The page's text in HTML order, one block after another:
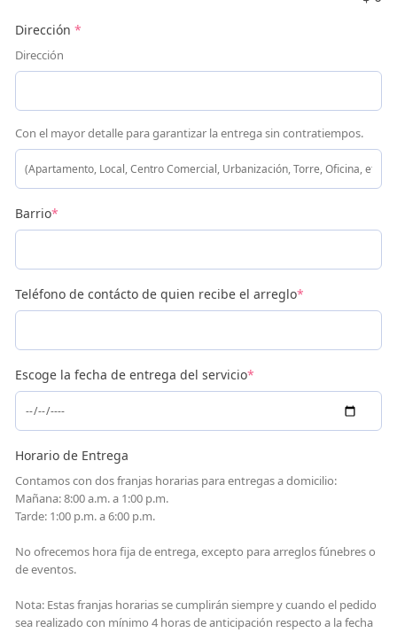
Dirección *
Dirección
Con el mayor detalle para garantizar la entrega sin contratiempos.
Barrio*
Teléfono de contácto de quien recibe el arreglo*
Escoge la fecha de entrega del servicio*
Horario de Entrega
Contamos con dos franjas horarias para entregas a domicilio:
Mañana: 8:00 a.m. a 1:00 p.m.
Tarde: 1:00 p.m. a 6:00 p.m.
No ofrecemos hora fija de entrega, excepto para arreglos fúnebres o
de eventos.
Nota: Estas franjas horarias se cumplirán siempre y cuando el pedido
sea realizado con mínimo 4 horas de anticipación respecto a la fecha